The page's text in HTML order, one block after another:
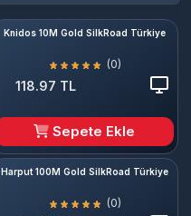
Knidos 10M Gold SilkRoad Türkiye
(0)
118.97 TL
Sepete Ekle
Harput 100M Gold SilkRoad Türkiye
(0)